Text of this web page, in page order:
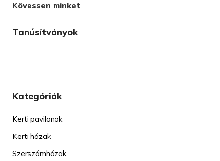
Kövessen minket
Tanúsítványok
Kategóriák
Kerti pavilonok
Kerti házak
Szerszámházak